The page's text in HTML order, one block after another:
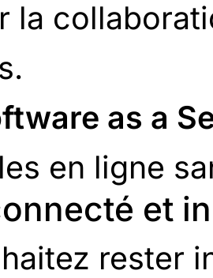
la
as a
en ligne
et
rester